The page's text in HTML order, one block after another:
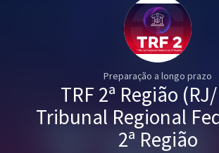
Graduação
Preparação a longo prazo
TRF 2ª Região
Tribunal Regional
2ª Região